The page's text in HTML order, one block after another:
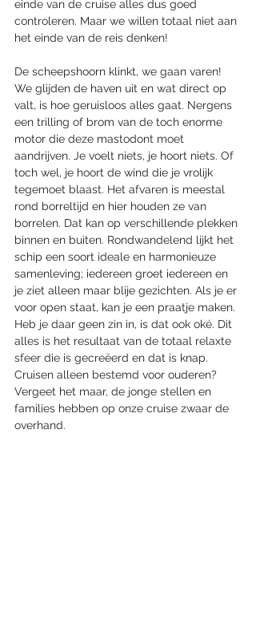
einde van de cruise alles dus goed
controleren. Maar we willen totaal niet aan
het einde van de reis denken!
De scheepshoorn klinkt, we gaan varen!
We glijden de haven uit en wat direct op
valt, is hoe geruisloos alles gaat. Nergens
een trilling of brom van de toch enorme
motor die deze mastodont moet
aandrijven. Je voelt niets, je hoort niets. Of
toch wel, je hoort de wind die je vrolijk
tegemoet blaast. Het afvaren is meestal
rond borreltijd en hier houden ze van
borrelen. Dat kan op verschillende plekken
binnen en buiten. Rondwandelend lijkt het
schip een soort ideale en harmonieuze
samenleving; iedereen groet iedereen en
je ziet alleen maar blije gezichten. Als je er
voor open staat, kan je een praatje maken.
Heb je daar geen zin in, is dat ook oké. Dit
alles is het resultaat van de totaal relaxte
sfeer die is gecreëerd en dat is knap.
Cruisen alleen bestemd voor ouderen?
Vergeet het maar, de jonge stellen en
families hebben op onze cruise zwaar de
overhand.